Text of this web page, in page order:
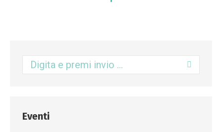
Eventi